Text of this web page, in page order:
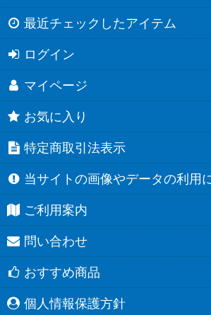
最近チェックしたアイテム
ログイン
マイページ
お気に入り
特定商取引法表示
当サイトの画像やデータの利用
ご利用案内
問い合わせ
おすすめ商品
個人情報保護方針